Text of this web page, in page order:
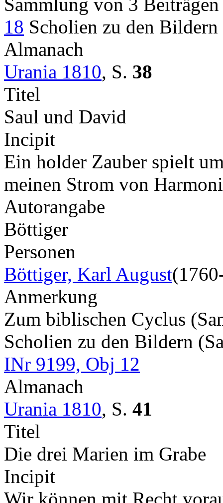
18 Scholien zu den
Almanach
Urania 1810, S. 38
Titel
Saul und David
Incipit
Ein holder Zauber spielt
meinen Strom von
Autorangabe
Böttiger
Personen
Böttiger, Karl August
Anmerkung
Zum biblischen Cyclus
Scholien zu den Bildern
INr 9199, Obj 12
Almanach
Urania 1810, S. 41
Titel
Die drei Marien im Grabe
Incipit
Wir können mit Recht